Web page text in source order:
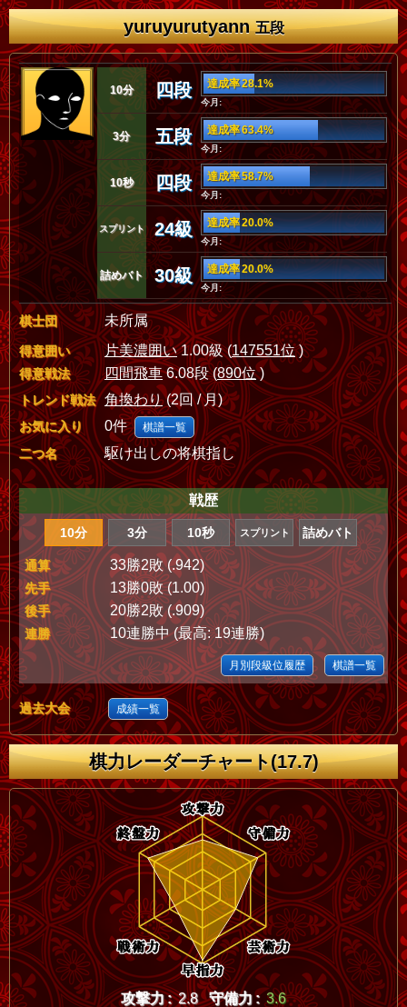
yuruyurutyann五段
10分 四段 達成率 28.1%
今月:
3分 五段 達成率 63.4%
今月:
10秒 四段 達成率 58.7%
今月:
スプリント 24級 達成率 20.0%
今月:
詰めバト 30級 達成率 20.0%
今月:
棋士団 未所属
得意囲い 片美濃囲い1.00級 (147551位)
得意戦法 四間飛車6.08段 (890位)
トレンド戦法 角換わり(2回 / 月)
お気に入り 0件 棋譜一覧
二つ名 駆け出しの将棋指し
戦歴
10分 3分 10秒 スプリント 詰めバト
通算 33勝2敗 (.942)
先手 13勝0敗 (1.00)
後手 20勝2敗 (.909)
連勝 10連勝中 (最高: 19連勝)
月別段級位履歴 棋譜一覧
過去大会 成績一覧
棋力レーダーチャート(17.7)
攻撃力 : 2.8 守備力 : 3.6